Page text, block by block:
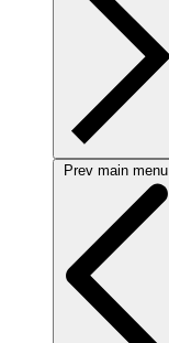
Prev main menu